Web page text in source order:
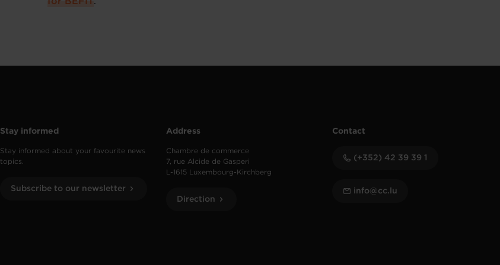
Stay informed
Stay informed about your favourite news
topics.
Subscribe to our newsletter
Address
Chambre de commerce
7, rue Alcide de Gasperi
L-1615 Luxembourg-Kirchberg
Direction
Contact
(+352) 42 39 39 1
info@cc.lu